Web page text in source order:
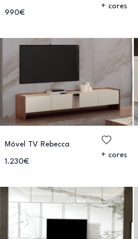
990€
+ cores
Móvel TV Rebecca
1.230€
+ cores